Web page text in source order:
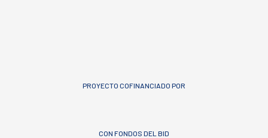
PROYECTO COFINANCIADO POR
CON FONDOS DEL BID